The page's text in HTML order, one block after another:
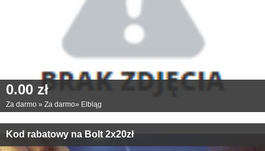
0.00 zł
Za darmo » Za darmo» Elbląg
Kod rabatowy na Bolt 2x20zł